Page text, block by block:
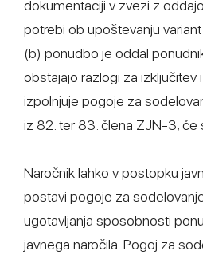
dokumentaciji v zvezi z
potrebi ob upoštevanju
(b) ponudbo je oddal
obstajajo razlogi za izključitev
izpolnjuje pogoje za
iz 82. ter 83. člena ZJN-3, če
Naročnik lahko v postopku
postavi pogoje za
ugotavljanja sposobnosti
javnega naročila. Pogoj za